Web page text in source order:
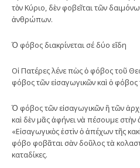
τὸν Κύριο, δὲν φοβεῖται τῶν
ἀνθρώπων.
Ὁ φόβος διακρίνεται σέ δύο εἴδη
Οἱ Πατέρες λένε πὼς ὁ φόβος τοῦ
φόβος τῶν εἰσαγωγικῶν καὶ ὁ φόβος
Ὁ φόβος τῶν εἰσαγωγικῶν ἢ τῶν
καὶ δὲν μᾶς ἀφήνει νὰ πέσουμε στὴν
«Εἰσαγωγικὸς ἐστὶν ὁ ἀπέχων τῆς
φόβο φοβᾶται σὰν δοῦλος τὰ
καταδίκες.